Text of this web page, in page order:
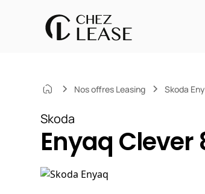
Nos offres Leasing Skoda
Skoda
Enyaq Clever